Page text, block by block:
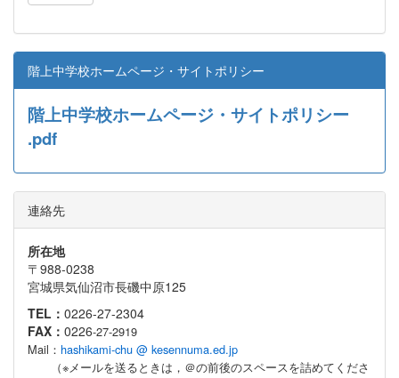
階上中学校ホームページ・サイトポリシー
階上中学校ホームページ・サイトポリシー
.pdf
連絡先
所在地
〒988-0238
宮城県気仙沼市長磯中原125
TEL： 0226-27-2304
FAX： 0226-27-2919
Mail： hashikami-chu @ kesennuma.ed.jp
（※メールを送るときは，＠の前後のスペースを詰めてくださ